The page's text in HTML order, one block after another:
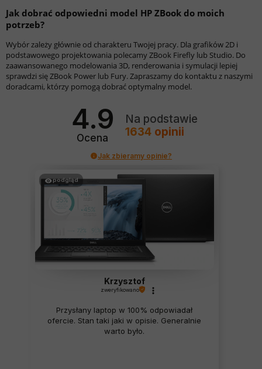
Jak dobrać odpowiedni model HP ZBook do moich
potrzeb?
Wybór zależy głównie od charakteru Twojej pracy. Dla grafików 2D i
podstawowego projektowania polecamy ZBook Firefly lub Studio. Do
zaawansowanego modelowania 3D, renderowania i symulacji lepiej
sprawdzi się ZBook Power lub Fury. Zapraszamy do kontaktu z naszymi
doradcami, którzy pomogą dobrać optymalny model.
4.9
Ocena
Na podstawie
1634opinii
Jak zbieramy opinie?
podgląd
Krzysztof
zweryfikowano
Przysłany laptop w 100% odpowiadał
ofercie. Stan taki jaki w opisie. Generalnie
warto było.